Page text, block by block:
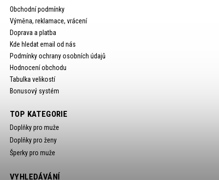
Obchodní podmínky
Výměna, reklamace, vrácení
Doprava a platba
Kde hledat email od nás
Podmínky ochrany osobních údajů
Hodnocení obchodu
Tabulka velikostí
Bonusový systém
TOP KATEGORIE
Doplňky pro muže
Doplňky pro ženy
Šperky pro muže
VYHLEDÁVÁNÍ